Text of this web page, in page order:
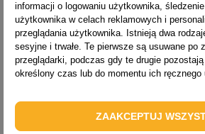
 +48 502 758 080
Infolinia czynna: Pn-Pt; 7:00-15:00
 info@alve.pl
NA SKRÓTY
OFERTA
informacji o logowaniu użytkownika,
użytkownika w celach reklamowych i
przeglądania użytkownika. Istnieją dwa
sesyjne i trwałe. Te pierwsze są usuwane po
przeglądarki, podczas gdy te drugie
określony czas lub do momentu ich ręcznego
ZAAKCEPTUJ